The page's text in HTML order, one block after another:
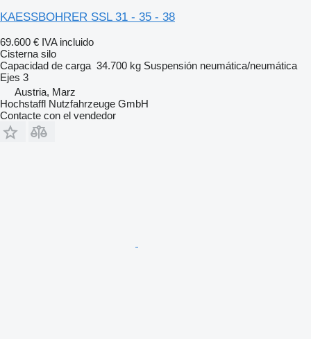
KAESSBOHRER SSL 31 - 35 - 38
69.600 € IVA incluido
Cisterna silo
Capacidad de carga 34.700 kg Suspensión neumática/neumática
Ejes 3
Austria, Marz
Hochstaffl Nutzfahrzeuge GmbH
Contacte con el vendedor